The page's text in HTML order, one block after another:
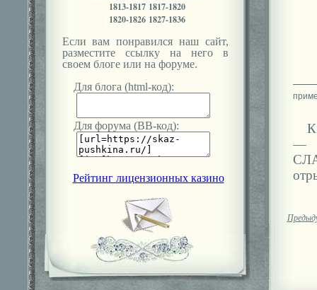
1813-1817 1817-1820
1820-1826 1827-1836
Если вам понравился наш сайт,
разместите ссылку на него в
своем блоге или на форуме.
Для блога (html-код):
Для форума (ВВ-код):
Рейтинг лицензионных казино
—